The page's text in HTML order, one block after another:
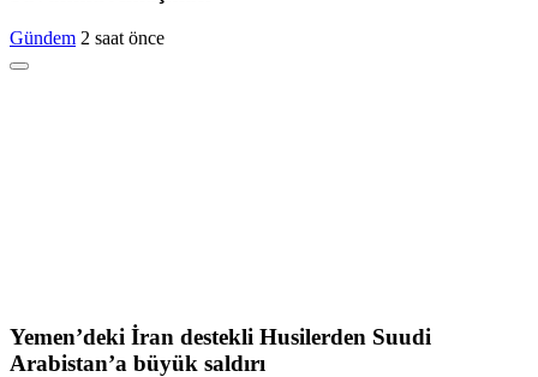
Gündem 2 saat önce
Yemen’deki İran destekli Husilerden Suudi
Arabistan’a büyük saldırı